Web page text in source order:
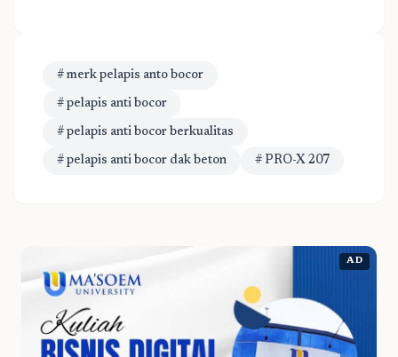
# merk pelapis anto bocor
# pelapis anti bocor
# pelapis anti bocor berkualitas
# pelapis anti bocor dak beton # PRO-X 207
AD